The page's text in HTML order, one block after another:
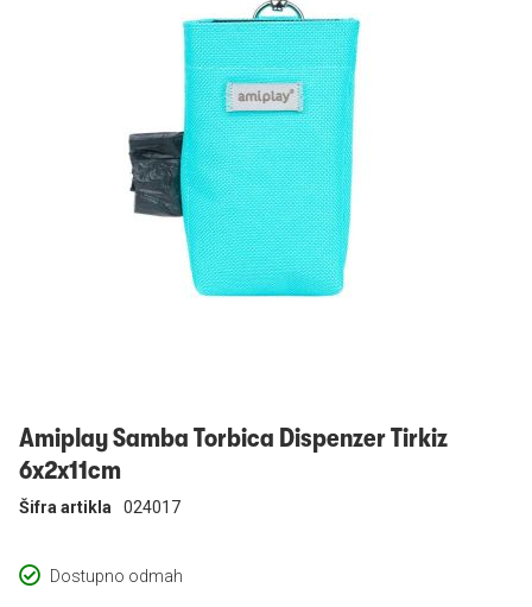
Amiplay Samba Torbica Dispenzer Tirkiz
6x2x11cm
Dostupno odmah
Šifra artikla 024017